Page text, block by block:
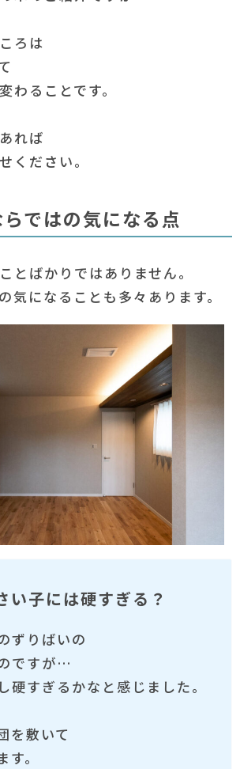
ろは
わることです。
れば
ください。
ではの気になる点
とばかりではありません。
気になることも多々あります。
子には硬すぎる？
ずりばいの
ですが…
硬すぎるかなと感じました。
を敷いて
。